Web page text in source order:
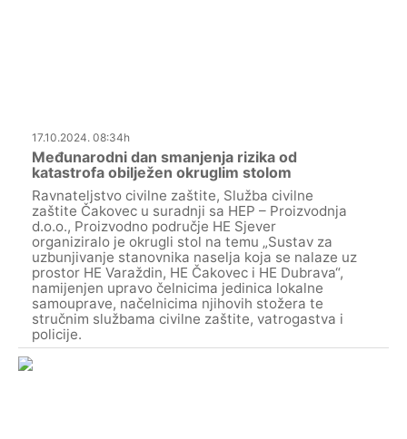
17.10.2024. 08:34h
Međunarodni dan smanjenja rizika od
katastrofa obilježen okruglim stolom
Ravnateljstvo civilne zaštite, Služba civilne
zaštite Čakovec u suradnji sa HEP – Proizvodnja
d.o.o., Proizvodno područje HE Sjever
organiziralo je okrugli stol na temu „Sustav za
uzbunjivanje stanovnika naselja koja se nalaze uz
prostor HE Varaždin, HE Čakovec i HE Dubrava“,
namijenjen upravo čelnicima jedinica lokalne
samouprave, načelnicima njihovih stožera te
stručnim službama civilne zaštite, vatrogastva i
policije.